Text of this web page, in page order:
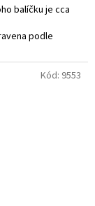
balíčku je cca
podle
Kód: 9553